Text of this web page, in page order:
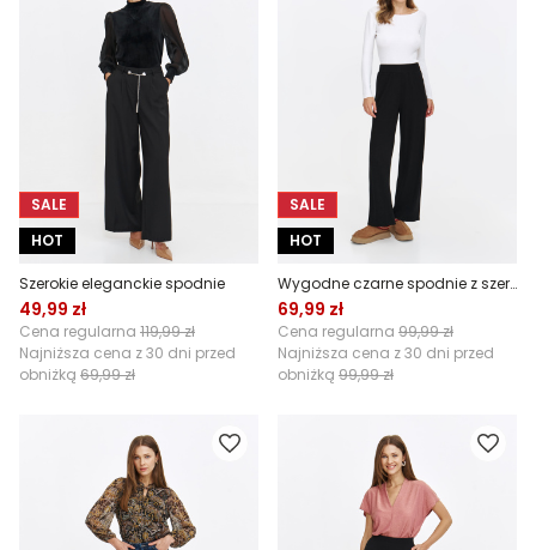
SALE
HOT
Szerokie eleganckie spodnie
49,99 zł
Cena regularna 119,99 zł
Najniższa cena z 30 dni przed
obniżką 69,99 zł
SALE
HOT
Wygodne czarne spodnie z szerokimi nogawkami
69,99 zł
Cena regularna 99,99 zł
Najniższa cena z 30 dni przed
obniżką 99,99 zł